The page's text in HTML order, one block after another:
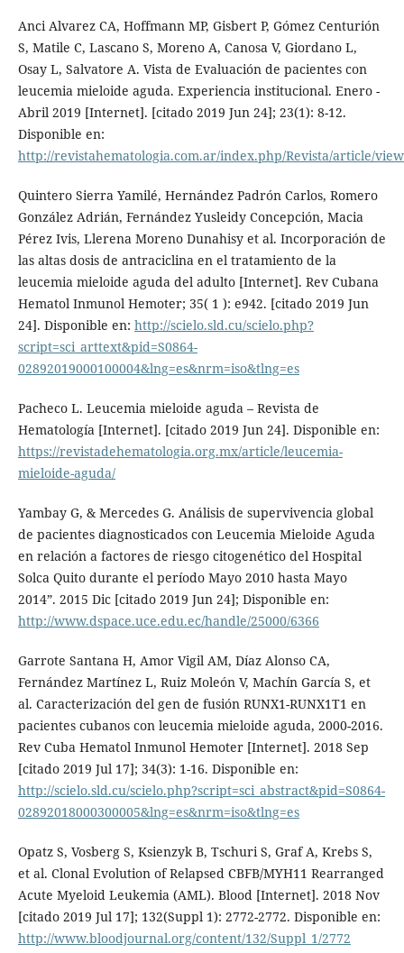
Anci Alvarez CA, Hoffmann MP, Gisbert P, Gómez Centurión
S, Matile C, Lascano S, Moreno A, Canosa V, Giordano L,
Osay L, Salvatore A. Vista de Evaluación de pacientes con
leucemia mieloide aguda. Experiencia institucional. Enero -
Abril 2019 [Internet]. [citado 2019 Jun 24]; 23(1): 8-12.
Disponible en:
http://revistahematologia.com.ar/index.php/Revista/article/
Quintero Sierra Yamilé, Hernández Padrón Carlos, Romero
González Adrián, Fernández Yusleidy Concepción, Macia
Pérez Ivis, Llerena Moreno Dunahisy et al. Incorporación de
las altas dosis de antraciclina en el tratamiento de la
leucemia mieloide aguda del adulto [Internet]. Rev Cubana
Hematol Inmunol Hemoter; 35( 1 ): e942. [citado 2019 Jun
24]. Disponible en: http://scielo.sld.cu/scielo.php?
script=sci_arttext&pid=S0864-
02892019000100004&lng=es&nrm=iso&tlng=es
Pacheco L. Leucemia mieloide aguda – Revista de
Hematologí­a [Internet]. [citado 2019 Jun 24]. Disponible en:
https://revistadehematologia.org.mx/article/leucemia-
mieloide-aguda/
Yambay G, & Mercedes G. Análisis de supervivencia global
de pacientes diagnosticados con Leucemia Mieloide Aguda
en relación a factores de riesgo citogenético del Hospital
Solca Quito durante el período Mayo 2010 hasta Mayo
2014”. 2015 Dic [citado 2019 Jun 24]; Disponible en:
http://www.dspace.uce.edu.ec/handle/25000/6366
Garrote Santana H, Amor Vigil AM, Díaz Alonso CA,
Fernández Martínez L, Ruiz Moleón V, Machín García S, et
al. Caracterización del gen de fusión RUNX1-RUNX1T1 en
pacientes cubanos con leucemia mieloide aguda, 2000-2016.
Rev Cuba Hematol Inmunol Hemoter [Internet]. 2018 Sep
[citado 2019 Jul 17]; 34(3): 1-16. Disponible en:
http://scielo.sld.cu/scielo.php?script=sci_abstract&pid=S0864-
02892018000300005&lng=es&nrm=iso&tlng=es
Opatz S, Vosberg S, Ksienzyk B, Tschuri S, Graf A, Krebs S,
et al. Clonal Evolution of Relapsed CBFB/MYH11 Rearranged
Acute Myeloid Leukemia (AML). Blood [Internet]. 2018 Nov
[citado 2019 Jul 17]; 132(Suppl 1): 2772-2772. Disponible en:
http://www.bloodjournal.org/content/132/Suppl_1/2772